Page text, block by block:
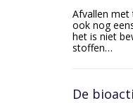
Afvallen met
ook nog
het is niet
stoffen…
De